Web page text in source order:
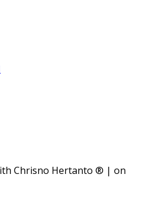
Chrisno Hertanto ® | on